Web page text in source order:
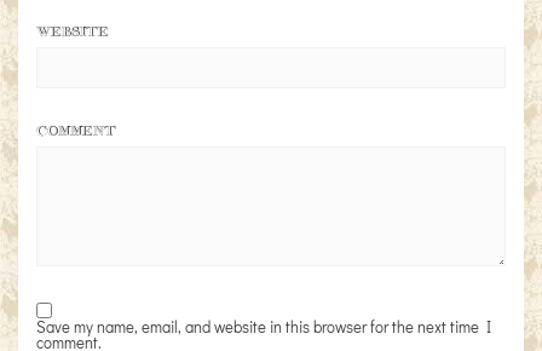
WEBSITE
COMMENT
Save my name, email, and website in this browser for the next time I
comment.